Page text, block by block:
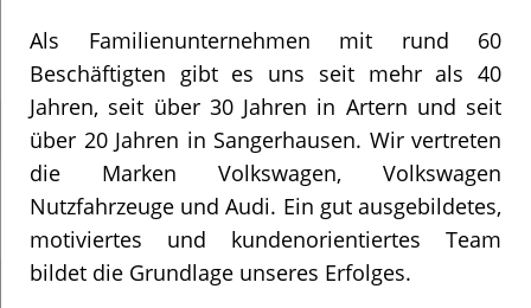
Als Familienunternehmen mit rund 60
Beschäftigten gibt es uns seit mehr als 40
Jahren, seit über 30 Jahren in Artern und seit
über 20 Jahren in Sangerhausen. Wir vertreten
die Marken Volkswagen, Volkswagen
Nutzfahrzeuge und Audi. Ein gut ausgebildetes,
motiviertes und kundenorientiertes Team
bildet die Grundlage unseres Erfolges.